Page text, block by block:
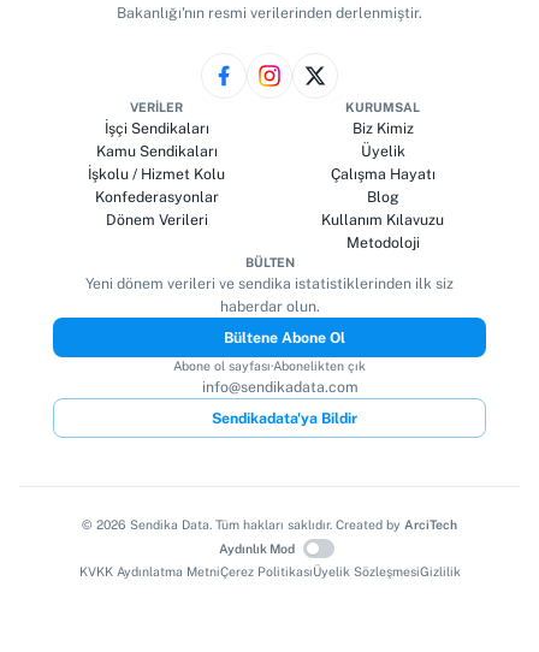
Bakanlığı'nın resmi verilerinden derlenmiştir.
VERILER
İşçi Sendikaları
Kamu Sendikaları
İşkolu / Hizmet Kolu
Konfederasyonlar
Dönem Verileri
KURUMSAL
Biz Kimiz
Üyelik
Çalışma Hayatı
Blog
Kullanım Kılavuzu
Metodoloji
BÜLTEN
Yeni dönem verileri ve sendika istatistiklerinden ilk siz
haberdar olun.
Bültene Abone Ol
Abone ol sayfası·Abonelikten çık
info@sendikadata.com
Sendikadata'ya Bildir
© 2026 Sendika Data. Tüm hakları saklıdır. Created by ArciTech
Aydınlık Mod
KVKK Aydınlatma MetniÇerez PolitikasıÜyelik SözleşmesiGizlilik